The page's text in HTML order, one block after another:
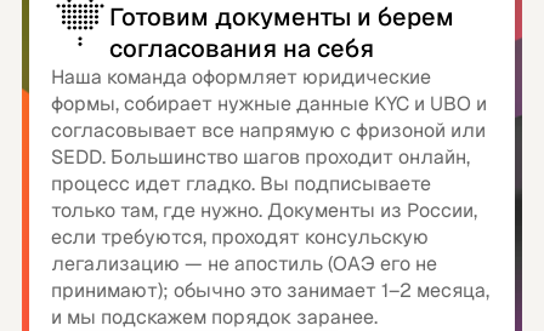
Готовим документы и берем
согласования на себя
Наша команда оформляет юридические
формы, собирает нужные данные KYC и UBO и
согласовывает все напрямую с фризоной или
SEDD. Большинство шагов проходит онлайн,
процесс идет гладко. Вы подписываете
только там, где нужно. Документы из России,
если требуются, проходят консульскую
легализацию — не апостиль (ОАЭ его не
принимают); обычно это занимает 1–2 месяца,
и мы подскажем порядок заранее.